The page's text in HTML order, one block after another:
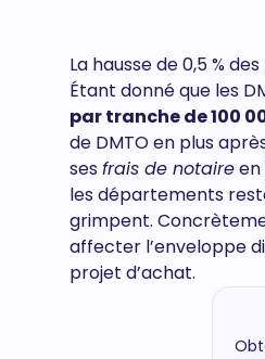
La hausse de 0,5 %
Étant donné que les
par tranche de 100
de DMTO en plus
sesfrais de notaireen
les départements
grimpent.
affecter l’enveloppe
projet d’achat.